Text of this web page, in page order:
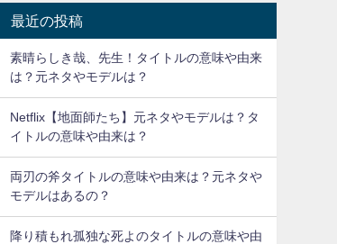
最近の投稿
素晴らしき哉、先生！タイトルの意味や由来
は？元ネタやモデルは？
Netflix【地面師たち】元ネタやモデルは？タ
イトルの意味や由来は？
両刃の斧タイトルの意味や由来は？元ネタや
モデルはあるの？
降り積もれ孤独な死よのタイトルの意味や由